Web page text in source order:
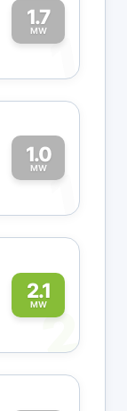
1.7
MW1
1.0
MW1
2.1
MW
2